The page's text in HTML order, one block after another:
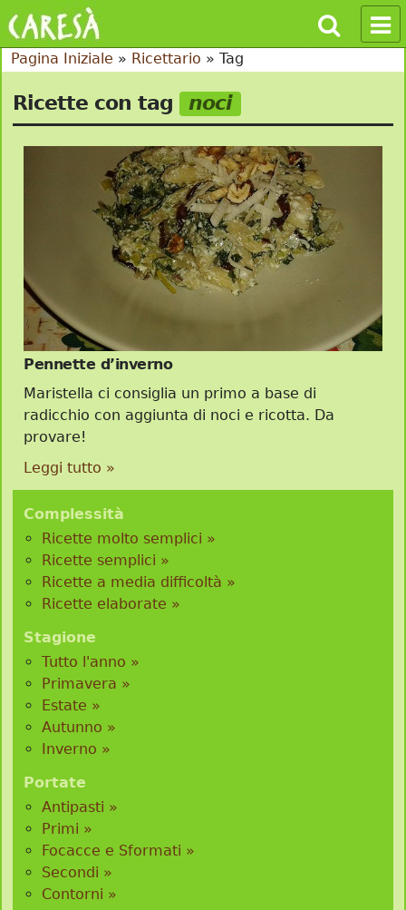
Pagina Iniziale » Ricettario » Tag
Ricette con tag noci
Pennette d’inverno
Maristella ci consiglia un primo a base di
radicchio con aggiunta di noci e ricotta. Da
provare!
Leggi tutto »
Complessità
Ricette molto semplici »
Ricette semplici »
Ricette a media difficoltà »
Ricette elaborate »
Stagione
Tutto l'anno »
Primavera »
Estate »
Autunno »
Inverno »
Portate
Antipasti »
Primi »
Focacce e Sformati »
Secondi »
Contorni »